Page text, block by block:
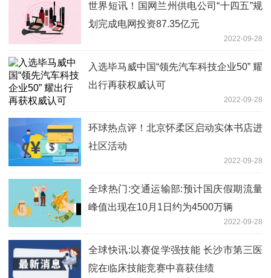
世界短讯！国网兰州供电公司“十四五”规
划完成电网投资87.35亿元
2022-09-28
入选毕马威中国“领先汽车科技企业50” 耀
出行再获权威认可
2022-09-28
环球热点评！北京怀柔区启动实体书店进
社区活动
2022-09-28
全球热门:交通运输部:预计国庆假期流量
峰值出现在10月1日约为4500万辆
2022-09-28
全球快讯:以赛促学强技能 长沙市第三医
院在临床技能竞赛中喜获佳绩